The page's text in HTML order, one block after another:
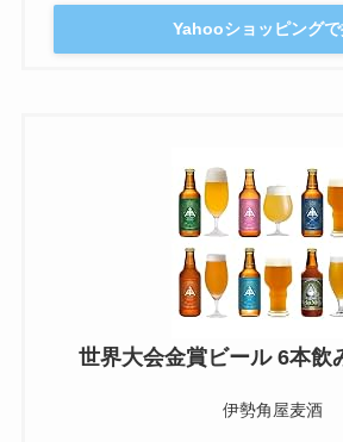
Yahooショッピング
世界大会金賞ビール 6本飲
伊勢角屋麦酒